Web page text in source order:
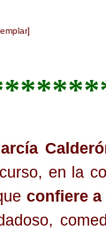
en la
confiere